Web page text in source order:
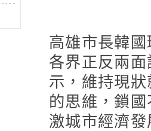
高雄市長韓
各界正反兩
示，維持現
的思維，鎖
激城市經濟